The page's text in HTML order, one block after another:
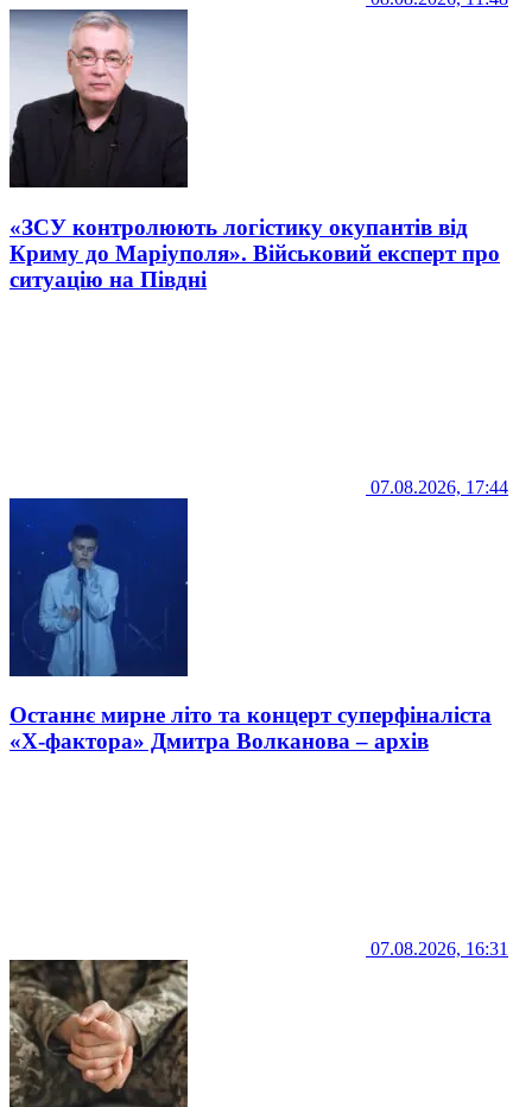
«ЗСУ контролюють логістику окупантів від
Криму до Маріуполя». Військовий експерт про
ситуацію на Півдні
07.08.2026, 17:44
Останнє мирне літо та концерт суперфіналіста
«Х-фактора» Дмитра Волканова – архів
07.08.2026, 16:31